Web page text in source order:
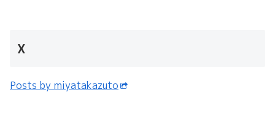
X
Posts by miyatakazuto